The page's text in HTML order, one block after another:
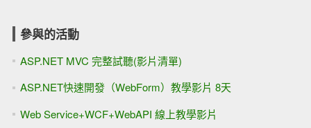
參與的活動
ASP.NET MVC 完整試聽(影片清單)
ASP.NET快速開發（WebForm）教學影片 8天
Web Service+WCF+WebAPI 線上教學影片